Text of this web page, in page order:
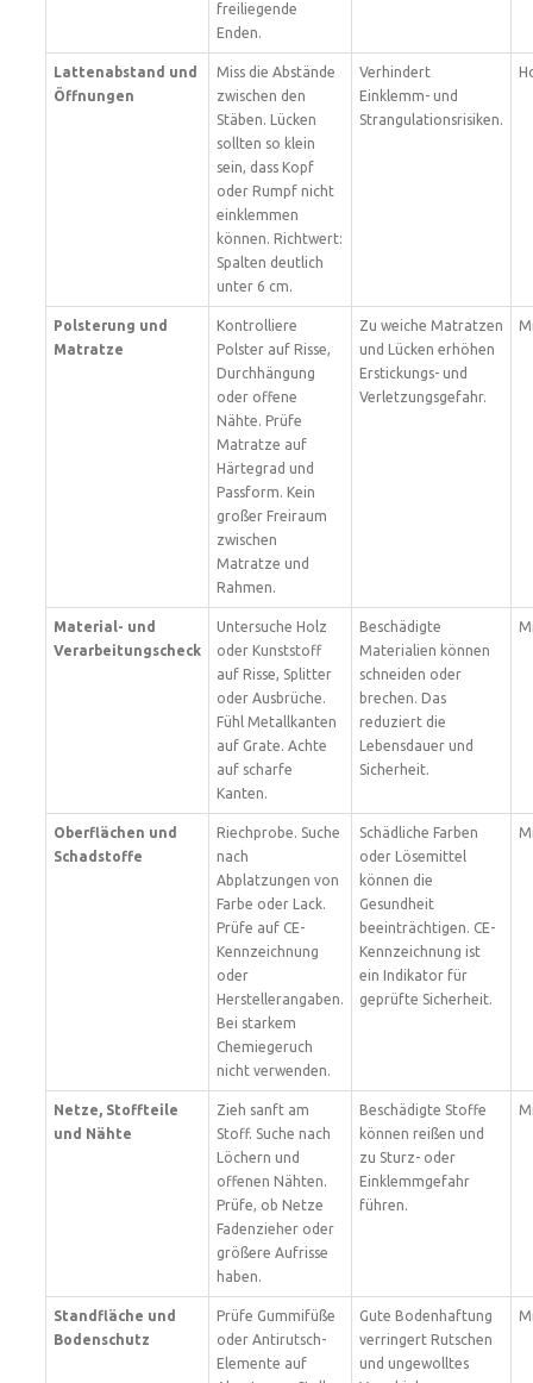
freiliegende
Enden.
Lattenabstand und
Öffnungen
Miss die Abstände
zwischen den
Stäben. Lücken
sollten so klein
sein, dass Kopf
oder Rumpf nicht
einklemmen
können. Richtwert:
Spalten deutlich
unter 6 cm.
Verhindert
Einklemm- und
Strangulationsrisiken.
Polsterung und
Matratze
Kontrolliere
Polster auf Risse,
Durchhängung
oder offene
Nähte. Prüfe
Matratze auf
Härtegrad und
Passform. Kein
großer Freiraum
zwischen
Matratze und
Rahmen.
Zu weiche Matratzen
und Lücken erhöhen
Erstickungs- und
Verletzungsgefahr.
Material- und
Verarbeitungscheck
Untersuche Holz
oder Kunststoff
auf Risse, Splitter
oder Ausbrüche.
Fühl Metallkanten
auf Grate. Achte
auf scharfe
Kanten.
Beschädigte
Materialien können
schneiden oder
brechen. Das
reduziert die
Lebensdauer und
Sicherheit.
Oberflächen und
Schadstoffe
Riechprobe. Suche
nach
Abplatzungen von
Farbe oder Lack.
Prüfe auf CE-
Kennzeichnung
oder
Herstellerangaben.
Bei starkem
Chemiegeruch
nicht verwenden.
Schädliche Farben
oder Lösemittel
können die
Gesundheit
beeinträchtigen. CE-
Kennzeichnung ist
ein Indikator für
geprüfte Sicherheit.
Netze, Stoffteile
und Nähte
Zieh sanft am
Stoff. Suche nach
Löchern und
offenen Nähten.
Prüfe, ob Netze
Fadenzieher oder
größere Aufrisse
haben.
Beschädigte Stoffe
können reißen und
zu Sturz- oder
Einklemmgefahr
führen.
Standfläche und
Bodenschutz
Prüfe Gummifüße
oder Antirutsch-
Elemente auf
Gute Bodenhaftung
verringert Rutschen
und ungewolltes